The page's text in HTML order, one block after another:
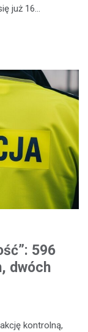
już 16…
596
dwóch
kontrolną,